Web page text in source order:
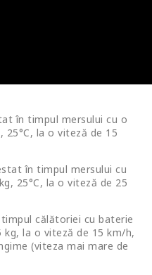
în timpul mersului cu o
25°C, la o viteză de 15
în timpul mersului cu
25°C, la o viteză de 25
călătoriei cu baterie
kg, la o viteză de 15 km/h,
(viteza mai mare de